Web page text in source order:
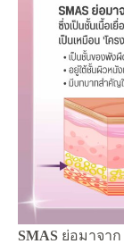
SMAS ย่อมาจาก